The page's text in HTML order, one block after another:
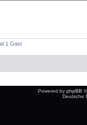
1 Gast
Powered by phpBB
Deutsche